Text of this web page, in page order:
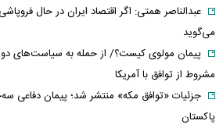
عبدالناصر همتی: اگر اقتصاد ایران در حال
می‌گوید
پیمان مولوی کیست؟/ از حمله به سیاست‌های
مشروط از توافق با آمریکا
جزئیات «توافق مکه» منتشر شد؛ پیمان دفاعی
پاکستان